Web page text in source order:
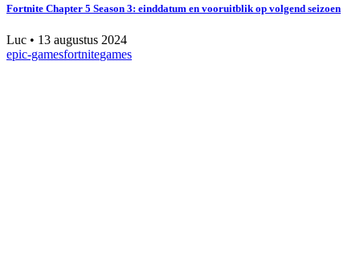
Fortnite Chapter 5 Season 3: einddatum en vooruitblik op volgend seizoen
Luc • 13 augustus 2024
epic-gamesfortnitegames